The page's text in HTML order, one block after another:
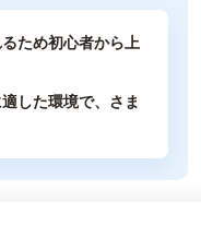
ため初心者から上
した環境で、さま